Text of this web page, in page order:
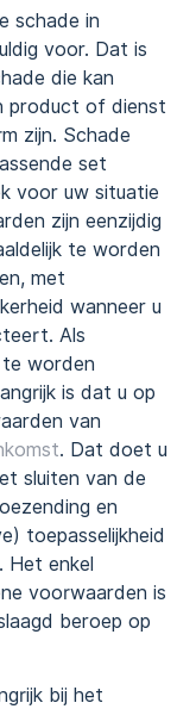
schade in
voor. Dat is
die kan
product of dienst
zijn. Schade
set
voor uw situatie
zijn eenzijdig
te worden
met
wanneer u
Als
worden
is dat u op
van
. Dat doet u
sluiten van de
en
toepasselijkheid
Het enkel
voorwaarden is
beroep op
bij het